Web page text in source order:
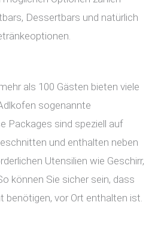
Dessertbars und natürlich
als 100 Gästen bieten viele
sogenannte
Packages sind speziell auf
und enthalten neben
Utensilien wie Geschirr,
können Sie sicher sein, dass
benötigen, vor Ort enthalten ist.